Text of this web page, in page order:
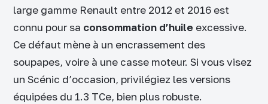
large gamme Renault entre 2012 et 2016 est
connu pour sa consommation d’huile excessive.
Ce défaut mène à un encrassement des
soupapes, voire à une casse moteur. Si vous visez
un Scénic d’occasion, privilégiez les versions
équipées du 1.3 TCe, bien plus robuste.